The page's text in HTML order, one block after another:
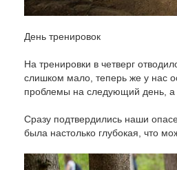
День тренировок
На тренировки в четверг
слишком мало, теперь же у нас
проблемы на следующий день, а
Сразу подтвердились наши
была настолько глубокая, что